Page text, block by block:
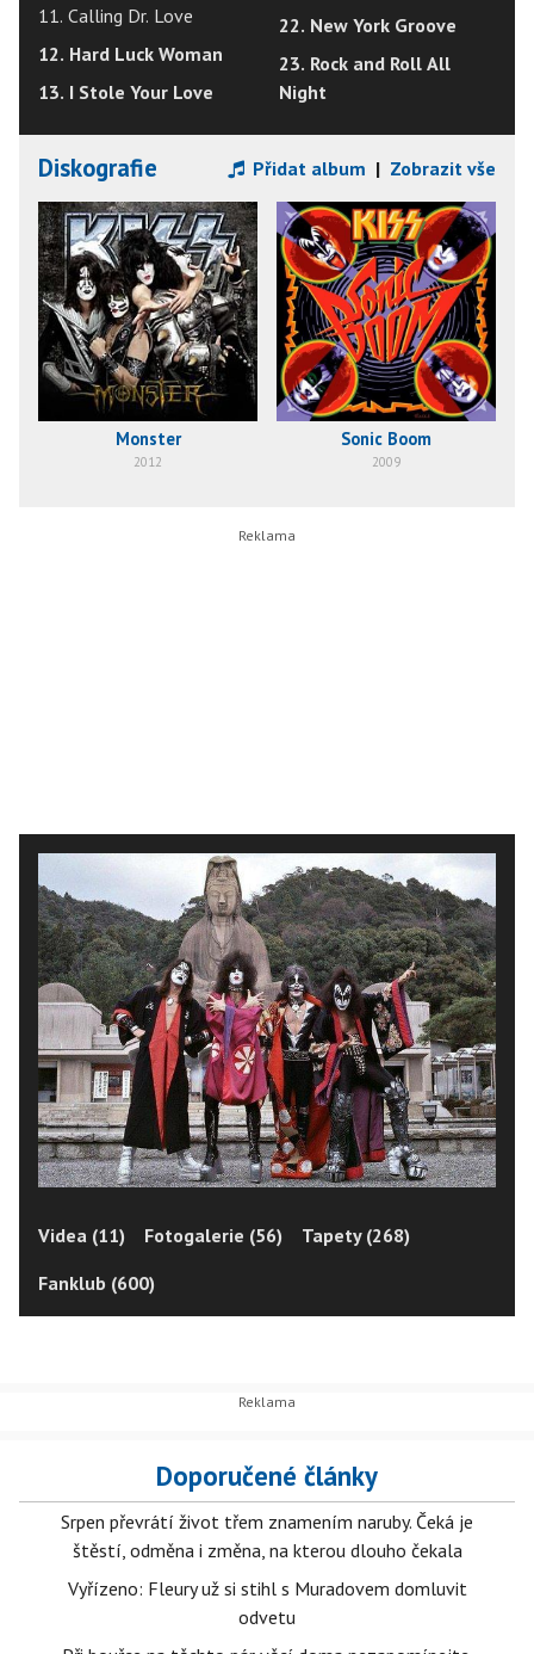
11. Calling Dr. Love
12. Hard Luck Woman
13. I Stole Your Love
22. New York Groove
23. Rock and Roll All
Night
Diskografie Přidat album | Zobrazit vše
Monster
2012
Sonic Boom
2009
Videa (11) Fotogalerie (56)
Tapety (268)
Fanklub (600)
Doporučené články
Srpen převrátí život třem znamením naruby. Čeká je
štěstí, odměna i změna, na kterou dlouho čekala
Vyřízeno: Fleury už si stihl s Muradovem domluvit
odvetu